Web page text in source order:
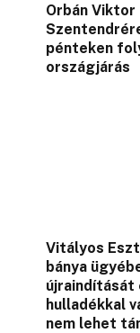
Orbán
pénteken
országjárás
Vitályos
bánya
újraindítását
hulladékkal
nem lehet